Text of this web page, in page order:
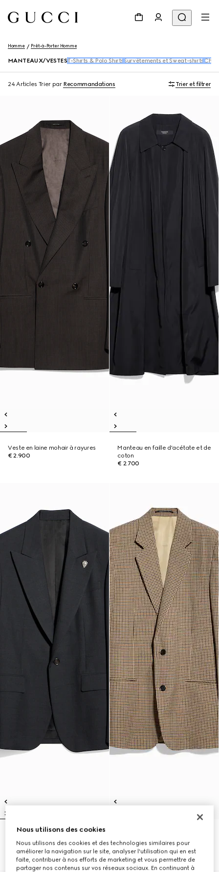
Homme Prêt-à-Porter Homme
MANTEAUX/VESTES T-Shirts & Polo Shirts Survêtements et Sweat-shirts
24 Articles Trier par Recommandations Trier et filtrer
Veste en laine mohair à rayures
€ 2.900
Manteau en faille d'acétate et de
coton
€ 2.700
laine
€ 3.100
laine à motif Vichy
€ 2.700
Nous utilisons des cookies
Nous utilisons des cookies et des technologies similaires pour
améliorer la navigation sur le site, analyser l'utilisation qui en est
faite, contribuer à nos efforts de marketing et vous permettre de
partager nos contenus sur vos réseaux sociaux. En continuant à